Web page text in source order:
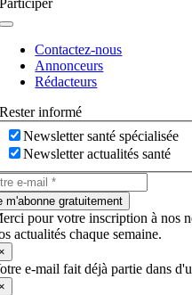
Navigation
basculeContactez-nous
Annonceurs
Rédacteurs
Rester informé
Newsletter santé spécialisée
Newsletter actualités santé
m'abonne gratuitement
pour votre inscription à nos
actualités chaque semaine.
e-mail fait déjà partie dans